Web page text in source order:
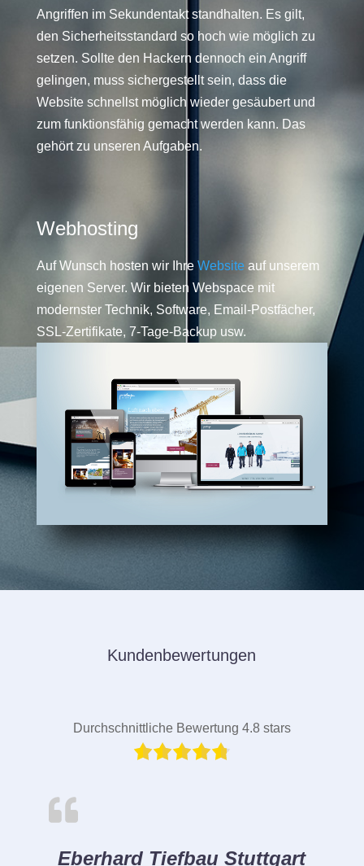
Angriffen im Sekundentakt standhalten. Es gilt,
den Sicherheitsstandard so hoch wie möglich zu
setzen. Sollte den Hackern dennoch ein Angriff
gelingen, muss sichergestellt sein, dass die
Website schnellst möglich wieder gesäubert und
zum funktionsfähig gemacht werden kann. Das
gehört zu unseren Aufgaben.
Webhosting
Auf Wunsch hosten wir Ihre Website auf unserem
eigenen Server. Wir bieten Webspace mit
modernster Technik, Software, Email-Postfächer,
SSL-Zertifikate, 7-Tage-Backup usw.
Kundenbewertungen
Durchschnittliche Bewertung 4.8 stars
Eberhard Tiefbau Stuttgart